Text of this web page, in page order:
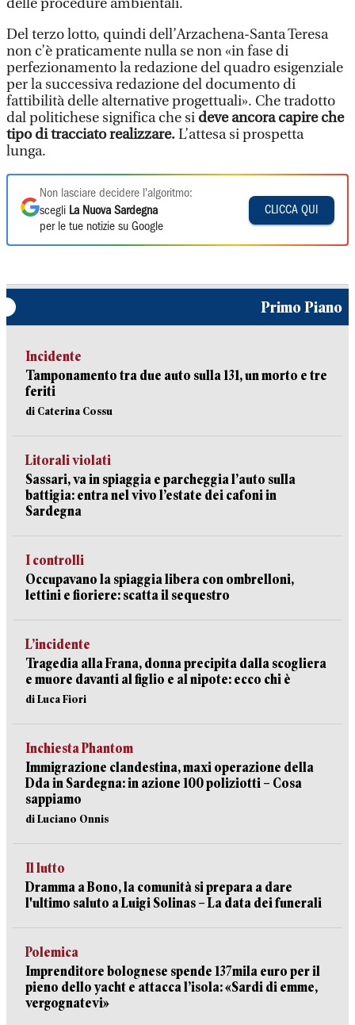
delle procedure ambientali.
Del terzo lotto, quindi dell’Arzachena-Santa Teresa
non c’è praticamente nulla se non «in fase di
perfezionamento la redazione del quadro esigenziale
per la successiva redazione del documento di
fattibilità delle alternative progettuali». Che tradotto
dal politichese significa che si deve ancora capire che
tipo di tracciato realizzare.L’attesa si prospetta
lunga.
Non lasciare decidere l'algoritmo:
scegli La Nuova Sardegna
per le tue notizie su Google
CLICCA QUI
Primo Piano
Incidente
Tamponamento tra due auto sulla 131, un morto e tre
feriti
di Caterina Cossu
Litorali violati
Sassari, va in spiaggia e parcheggia l’auto sulla
battigia: entra nel vivo l’estate dei cafoni in
Sardegna
I controlli
Occupavano la spiaggia libera con ombrelloni,
lettini e fioriere: scatta il sequestro
L’incidente
Tragedia alla Frana, donna precipita dalla scogliera
e muore davanti al figlio e al nipote: ecco chi è
di Luca Fiori
Inchiesta Phantom
Immigrazione clandestina, maxi operazione della
Dda in Sardegna: in azione 100 poliziotti – Cosa
sappiamo
di Luciano Onnis
Il lutto
Dramma a Bono, la comunità si prepara a dare
l'ultimo saluto a Luigi Solinas – La data dei funerali
Polemica
Imprenditore bolognese spende 137mila euro per il
pieno dello yacht e attacca l’isola: «Sardi di emme,
vergognatevi»